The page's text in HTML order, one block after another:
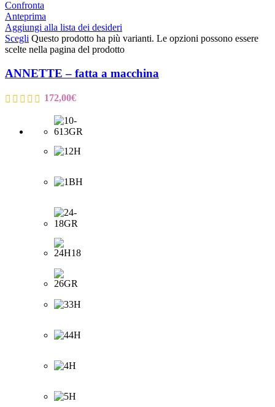
Confronta
Anteprima
Aggiungi alla lista dei desideri
Scegli Questo prodotto ha più varianti. Le opzioni possono essere
scelte nella pagina del prodotto
ANNETTE – fatta a macchina
172,00€